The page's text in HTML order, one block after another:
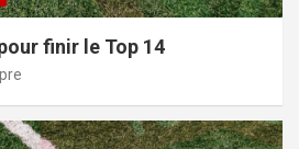
finir le Top 14